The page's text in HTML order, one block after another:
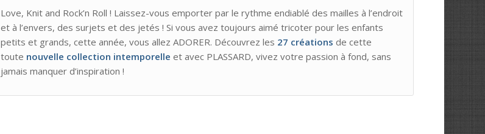
Love, Knit and Rock’n Roll ! Laissez-vous emporter par le rythme endiablé des mailles à l’endroit
et à l’envers, des surjets et des jetés ! Si vous avez toujours aimé tricoter pour les enfants
petits et grands, cette année, vous allez ADORER. Découvrez les 27 créations de cette
toute nouvelle collection intemporelle et avec PLASSARD, vivez votre passion à fond, sans
jamais manquer d’inspiration !